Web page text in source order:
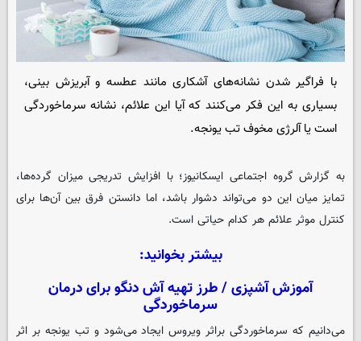
با فراگیر شدن نشانه‌های آشکاری مانند عطسه و آبریزش بینی،
بسیاری به این فکر می‌کنند که آیا این علائم، نشانه سرماخوردگی
است یا آلرژی مخوف تب یونجه.
به گزارش گروه اجتماعی ایسکانیوز؛ با افزایش تدریجی میزان گرده‌ها،
تمایز میان این دو می‌تواند دشوار باشد، اما دانستن فرق بین آن‌ها برای
کنترل موثر علائم هر کدام حیاتی است.
بیشتر بخوانید:
آموزش آشپزی / طرز تهیه آش دنگو برای درمان
سرماخوردگی
می‌دانیم که سرماخوردگی براثر ویروس ایجاد می‌شود و تب یونجه بر اثر